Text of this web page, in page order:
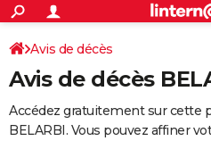
ACTUALITÉS
Politique
Société
Faits Divers
Education
Monde
Villes
+
SPORT
Coupe du monde 2026
Football
Tennis
Cyclisme
Rugby
Forum
Programme TV
TNT
Streaming
Cinéma
Sorties cinéma
Musique
+
FINANCE
Avis de décès
Avis de décès
Accédez gratuitement sur cette
BELARBI. Vous pouvez affiner